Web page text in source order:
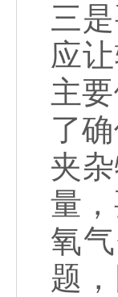
三
应
主
了
夹
量
氧
题